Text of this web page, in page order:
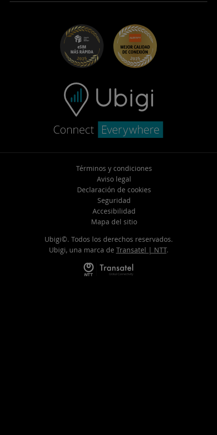
Ubigi para Maserati
Solucion de problemas
Centro de ayuda
Soporte de contacto
Términos y condiciones
Aviso legal
Declaración de cookies
Seguridad
Accesibilidad
Mapa del sitio
Ubigi©. Todos los derechos reservados.
Ubigi, una marca de Transatel | NTT.